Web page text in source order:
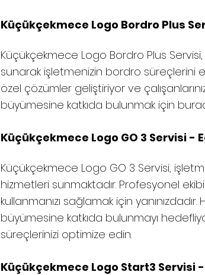
Küçükçekmece Logo Bordro Plus
Küçükçekmece Logo Bordro Plus
sunarak işletmenizin bordro süreçlerini
özel çözümler geliştiriyor ve
büyümesine katkıda bulunmak için
Küçükçekmece Logo GO 3 Servisi -
Küçükçekmece Logo GO 3 Servisi,
hizmetleri sunmaktadır. Profesyonel
kullanmanızı sağlamak için
büyümesine katkıda bulunmayı
süreçlerinizi optimize edin.
Küçükçekmece Logo Start3 Servisi